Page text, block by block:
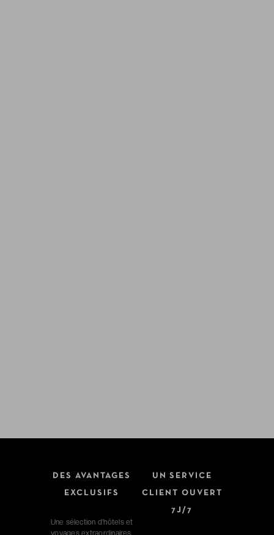
DES AVANTAGES
EXCLUSIFS
Une sélection d'hôtels et
voyages extraordinaires.
UN SERVICE
CLIENT OUVERT
7J/7